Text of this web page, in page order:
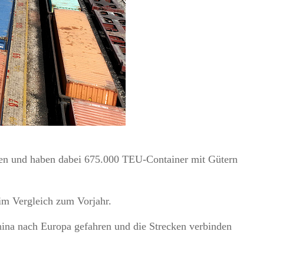
und haben dabei 675.000 TEU-Container mit Gütern
Vergleich zum Vorjahr.
nach Europa gefahren und die Strecken verbinden